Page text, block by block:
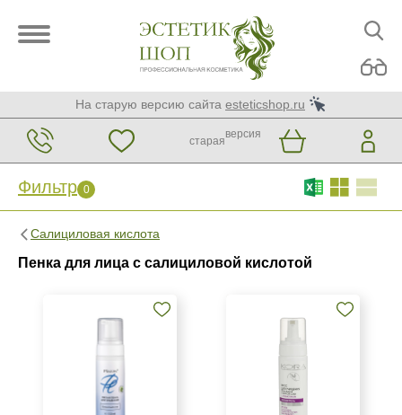
На старую версию сайта esteticshop.ru
старая
версия
Фильтр 0
Салициловая кислота
Пенка для лица с салициловой кислотой
Фильтр 0